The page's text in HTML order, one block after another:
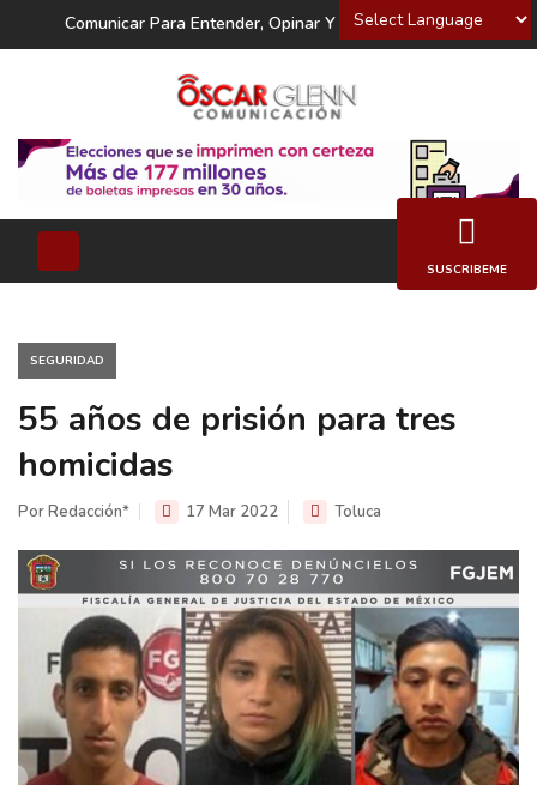
Powered by
Comunicar Para Entender, Opinar Y Decidir
SEGURIDAD
55 años de prisión para tres
homicidas
Por Redacción* 17 Mar 2022 Toluca
SUSCRIBEME